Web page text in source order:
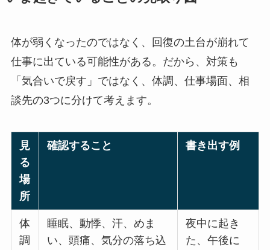
体が弱くなったのではなく、回復の土台が崩れて
仕事に出ている可能性がある。だから、対策も
「気合いで戻す」ではなく、体調、仕事場面、相
談先の3つに分けて考えます。
見
る
場
所
確認すること 書き出す例
体
調
睡眠、動悸、汗、めま
い、頭痛、気分の落ち込
夜中に起き
た、午後に